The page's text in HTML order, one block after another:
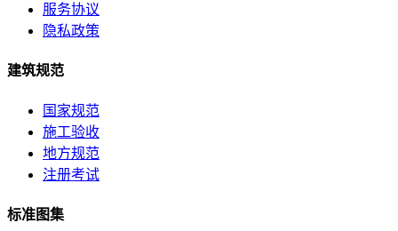
服务协议
隐私政策
建筑规范
国家规范
施工验收
地方规范
注册考试
标准图集